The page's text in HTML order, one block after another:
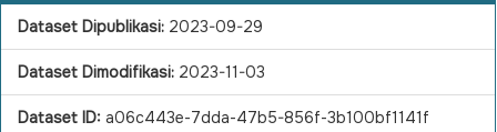
Dataset Dipublikasi: 2023-09-29
Dataset Dimodifikasi: 2023-11-03
Dataset ID: a06c443e-7dda-47b5-856f-3b100bf1141f